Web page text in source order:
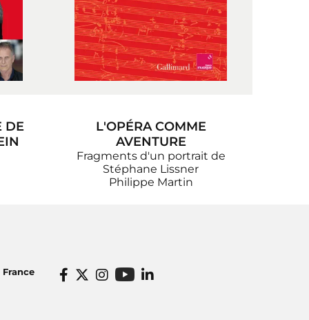
DE
L'OPÉRA COMME
AVENTURE
Fragments d'un portrait de
Stéphane Lissner
Philippe Martin